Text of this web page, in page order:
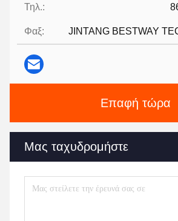
Τηλ.:
Φαξ: JINTANG BESTWAY
Επαφή τώρα
Μας ταχυδρομήστε